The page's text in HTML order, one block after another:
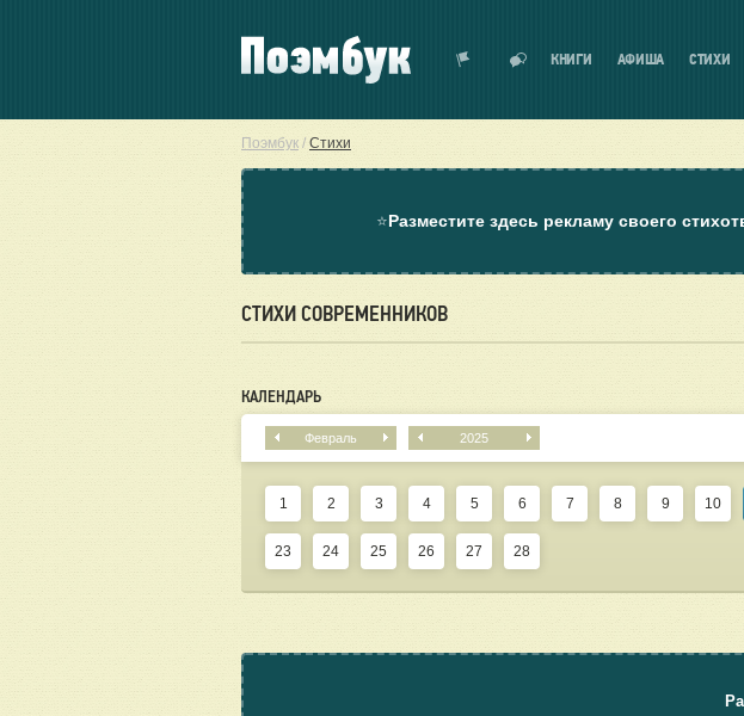
КНИГИ АФИША СТИХИ
Поэмбук / Стихи
⭐Разместите здесь рекламу своего
СТИХИ СОВРЕМЕННИКОВ
КАЛЕНДАРЬ
Февраль 2025
1 2 3 4 5 6 7 8 9 10
23 24 25 26 27 28